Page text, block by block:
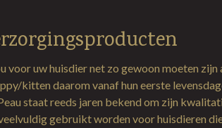
voor uw huisdier net zo gewoon moeten zijn
kitten daarom vanaf hun eerste
staat reeds jaren bekend om zijn
gebruikt worden voor huisdieren